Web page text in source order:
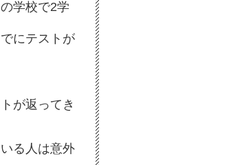
学校で2学
にテストが
が返ってき
る人は意外